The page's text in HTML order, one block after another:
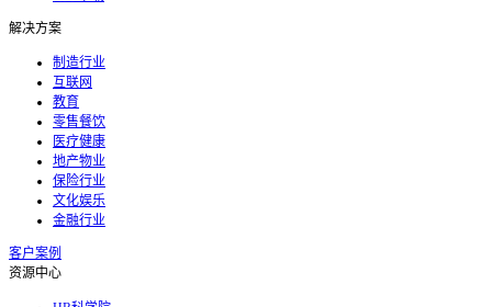
解决方案
制造行业
互联网
教育
零售餐饮
医疗健康
地产物业
保险行业
文化娱乐
金融行业
客户案例
资源中心